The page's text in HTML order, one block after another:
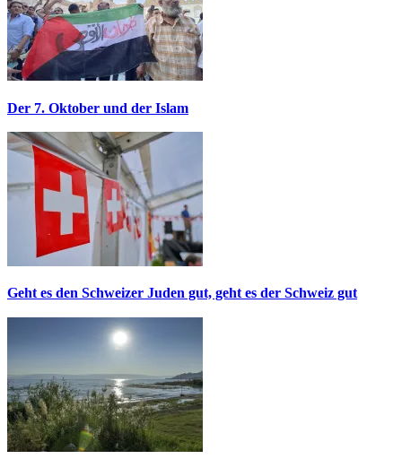
Der 7. Oktober und der Islam
Geht es den Schweizer Juden gut, geht es der Schweiz gut